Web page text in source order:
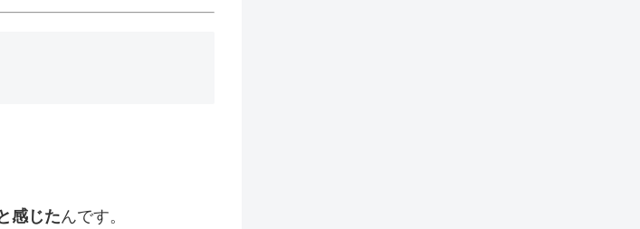
感じたんです。